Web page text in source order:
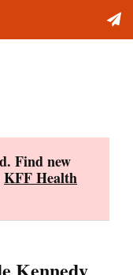
Find new
KFF Health